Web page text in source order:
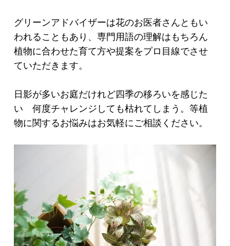
グリーンアドバイザーは花のお医者さんともい
われることもあり、専門用語の理解はもちろん
植物に合わせた育て方や提案をプロ目線でさせ
ていただきます。
日影が多いお庭だけれど四季の移ろいを感じた
い 何度チャレンジしても枯れてしまう。等植
物に関するお悩みはお気軽にご相談ください。